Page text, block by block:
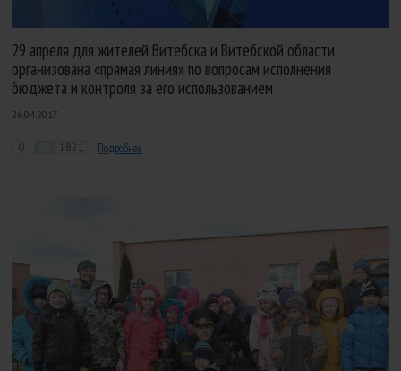
29 апреля для жителей Витебска и Витебской области
организована «прямая линия» по вопросам исполнения
бюджета и контроля за его использованием
26.04.2017
0 1821 Подробнее